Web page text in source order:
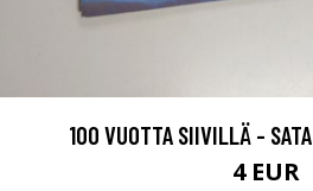
100 VUOTTA SIIVILLÄ -
4 EUR